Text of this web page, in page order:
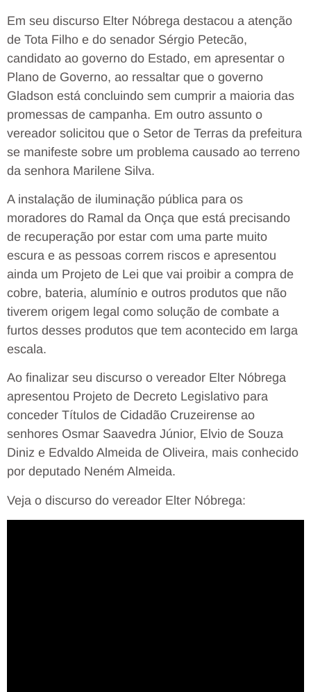
Em seu discurso Elter Nóbrega destacou a atenção
de Tota Filho e do senador Sérgio Petecão,
candidato ao governo do Estado, em apresentar o
Plano de Governo, ao ressaltar que o governo
Gladson está concluindo sem cumprir a maioria das
promessas de campanha. Em outro assunto o
vereador solicitou que o Setor de Terras da prefeitura
se manifeste sobre um problema causado ao terreno
da senhora Marilene Silva.
A instalação de iluminação pública para os
moradores do Ramal da Onça que está precisando
de recuperação por estar com uma parte muito
escura e as pessoas correm riscos e apresentou
ainda um Projeto de Lei que vai proibir a compra de
cobre, bateria, alumínio e outros produtos que não
tiverem origem legal como solução de combate a
furtos desses produtos que tem acontecido em larga
escala.
Ao finalizar seu discurso o vereador Elter Nóbrega
apresentou Projeto de Decreto Legislativo para
conceder Títulos de Cidadão Cruzeirense ao
senhores Osmar Saavedra Júnior, Elvio de Souza
Diniz e Edvaldo Almeida de Oliveira, mais conhecido
por deputado Neném Almeida.
Veja o discurso do vereador Elter Nóbrega: